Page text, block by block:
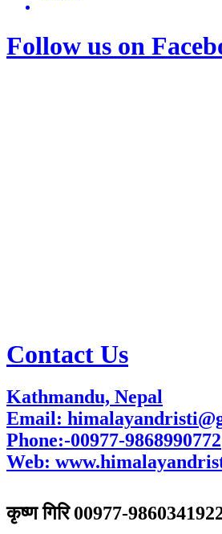
Follow us on
Contact Us
Kathmandu, Nepal
Email:
Phone:-00977-9868990772
Web:
कृष्ण गिरि 00977-